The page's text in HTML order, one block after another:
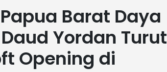
Barat Daya
Yordan Turut
Opening di